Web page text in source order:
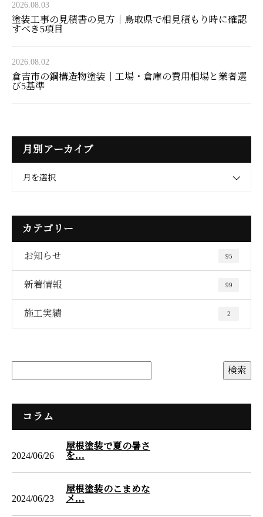
2026.08.03
塗装工事の見積書の見方｜鳥取県で相見積もり時に確認
すべき5項目
2026.08.02
倉吉市の鋼構造物塗装｜工場・倉庫の費用相場と業者選
び5基準
月別アーカイブ
月を選択
カテゴリー
お知らせ 95
新着情報 99
施工実績 2
コラム
2024/06/26
屋根塗装で夏の暑さ
を…
2024/06/23
屋根塗装のこまめな
メ…